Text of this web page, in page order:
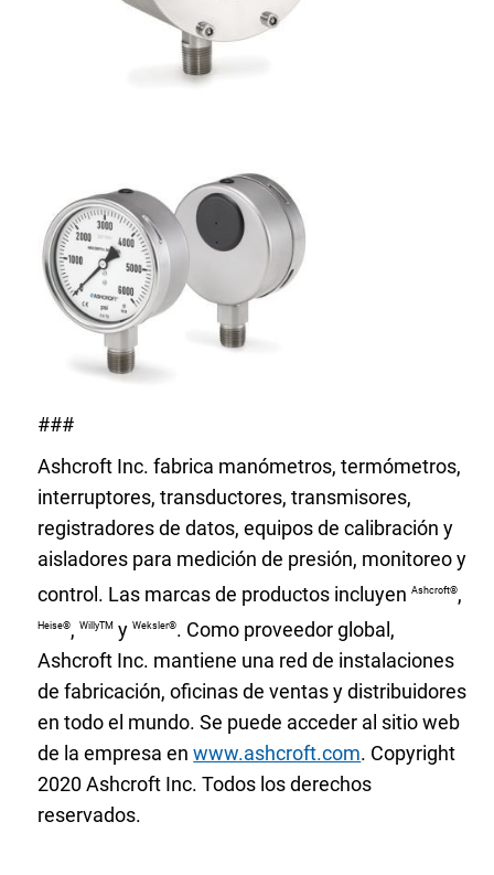
###
Ashcroft Inc. fabrica manómetros, termómetros,
interruptores, transductores, transmisores,
registradores de datos, equipos de calibración y
aisladores para medición de presión, monitoreo y
control. Las marcas de productos incluyenAshcroft®,
Heise®,WillyTM yWeksler®. Como proveedor global,
Ashcroft Inc. mantiene una red de instalaciones
de fabricación, oficinas de ventas y distribuidores
en todo el mundo. Se puede acceder al sitio web
de la empresa enwww.ashcroft.com. Copyright
2020 Ashcroft Inc. Todos los derechos
reservados.